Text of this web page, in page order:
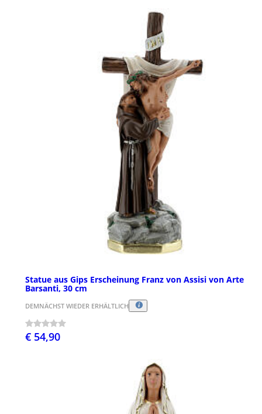
Statue aus Gips Erscheinung Franz von Assisi von Arte
Barsanti, 30 cm
DEMNÄCHST WIEDER ERHÄLTLICH
€ 54,90